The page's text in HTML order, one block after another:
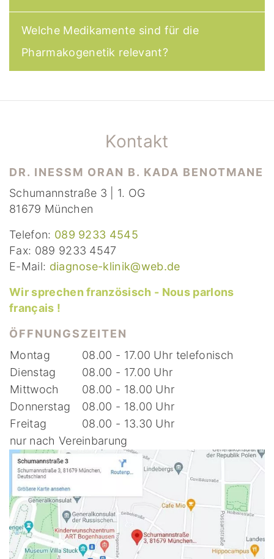
Welche Medikamente sind für die
Pharmakogenetik relevant?
Kontakt
DR. INESSM ORAN B. KADA BENOTMANE
Schumannstraße 3 | 1. OG
81679 München
Telefon: 089 9233 4545
Fax: 089 9233 4547
E-Mail: diagnose-klinik@web.de
Wir sprechen französisch - Nous parlons
français !
ÖFFNUNGSZEITEN
Montag
08.00 - 17.00 Uhr telefonisch
Dienstag
08.00 - 17.00 Uhr
Mittwoch
08.00 - 18.00 Uhr
Donnerstag
08.00 - 18.00 Uhr
Freitag
08.00 - 13.30 Uhr
nur nach Vereinbarung